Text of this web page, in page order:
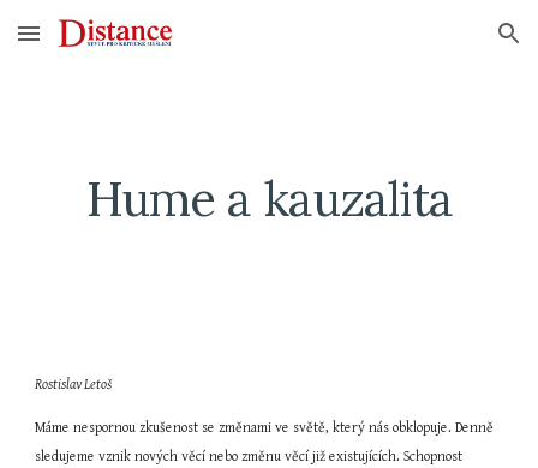
Skip to main content Skip to navigation
Hume a kauzalita
Rostislav Letoš
Máme nespornou zkušenost se změnami ve světě, který nás obklopuje. Denně
sledujeme vznik nových věcí nebo změnu věcí již existujících. Schopnost